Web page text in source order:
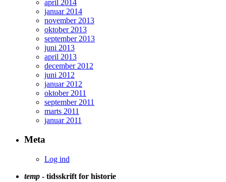
april 2014
januar 2014
november 2013
oktober 2013
september 2013
juni 2013
april 2013
december 2012
juni 2012
januar 2012
oktober 2011
september 2011
marts 2011
januar 2011
Meta
Log ind
temp - tidsskrift for historie